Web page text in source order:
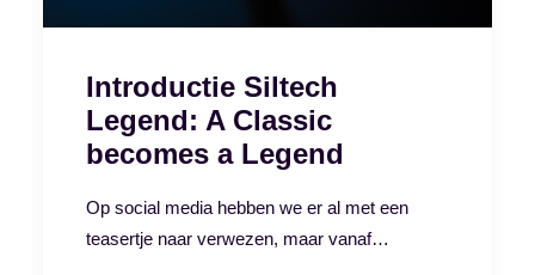
Introductie Siltech
Legend: A Classic
becomes a Legend
Op social media hebben we er al met een
teasertje naar verwezen, maar vanaf…